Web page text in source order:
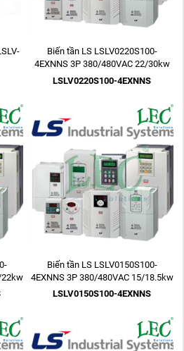
Biến tần LS LSLV0220S100-
4EXNNS 3P 380/480VAC 22/30kw
30HP
LSLV0220S100-4EXNNS
22kw
Biến tần LS LSLV0150S100-
4EXNNS 3P 380/480VAC 15/18.5kw
20HP
LSLV0150S100-4EXNNS